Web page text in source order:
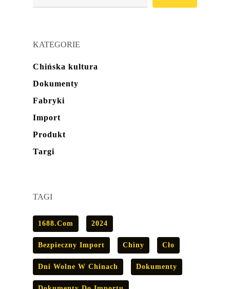
KATEGORIE
Chińska kultura
Dokumenty
Fabryki
Import
Produkt
Targi
TAGI
1688.com 2024
Bezpieczny Import Chiny Cło
Dni Wolne W Chinach Dokumenty